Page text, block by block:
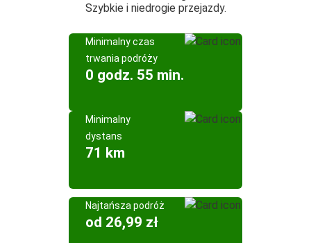
Szybkie i niedrogie przejazdy.
Minimalny czas
trwania podróży
0 godz. 55 min.
Minimalny
dystans
71 km
Najtańsza podróż
od 26,99 zł